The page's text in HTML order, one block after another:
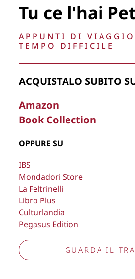
rimuovere, oscurare, modificare,
propria
Cookie PolicyPrivacy
Tu ce l'hai
APPUNTI DI
TEMPO DIFFICILE
ACQUISTALO SUBITO
Amazon
Book Collection
OPPURE SU
IBS
Mondadori Store
La Feltrinelli
Libro Plus
Culturlandia
Pegasus Edition
GUARDA IL